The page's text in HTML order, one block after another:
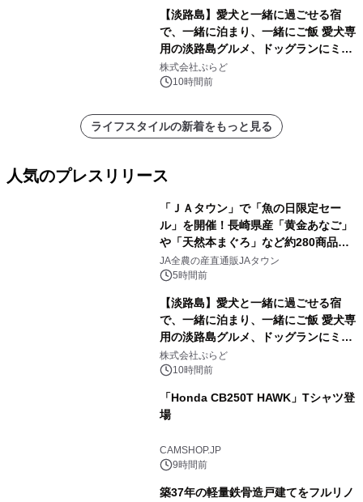
【淡路島】愛犬と一緒に過ごせる宿
で、一緒に泊まり、一緒にご飯 愛犬専
用の淡路島グルメ、ドッグランにミニ
プール グランピングとトレーラーハウ
スの2施設で
株式会社ぷらど
10時間前
ライフスタイルの新着をもっと見る
人気のプレスリリース
「ＪＡタウン」で「魚の日限定セー
ル」を開催！長崎県産「黄金あなご」
や「天然本まぐろ」など約280商品を
販売！～毎月１０日の定例企画～
JA全農の産直通販JAタウン
5時間前
【淡路島】愛犬と一緒に過ごせる宿
で、一緒に泊まり、一緒にご飯 愛犬専
用の淡路島グルメ、ドッグランにミニ
プール グランピングとトレーラーハウ
スの2施設で
株式会社ぷらど
10時間前
「Honda CB250T HAWK」Tシャツ登
場
CAMSHOP.JP
9時間前
築37年の軽量鉄骨造戸建てをフルリノ